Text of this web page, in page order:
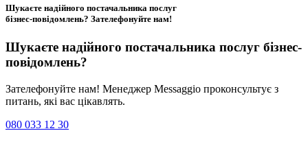
Шукаєте надійного постачальника послуг
бізнес-повідомлень? Зателефонуйте нам!
Шукаєте надійного постачальника послуг бізнес-
повідомлень?
Зателефонуйте нам! Менеджер Messaggio проконсультує з
питань, які вас цікавлять.
080 033 12 30